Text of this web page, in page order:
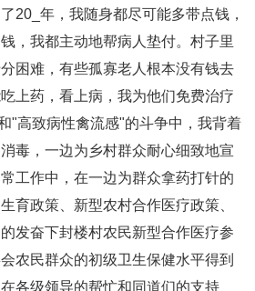
20_年，我随身都尽可能多带点钱，
，我都主动地帮病人垫付。村子里
困难，有些孤寡老人根本没有钱去
上药，看上病，我为他们免费治疗
"高致病性禽流感"的斗争中，我背着
毒，一边为乡村群众耐心细致地宣
工作中，在一边为群众拿药打针的
育政策、新型农村合作医疗政策、
发奋下封楼村农民新型合作医疗参
农民群众的初级卫生保健水平得到
各级领导的帮忙和同道们的支持